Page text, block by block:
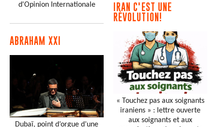
d'Opinion Internationale
ABRAHAM XXI
Dubaï, point d’orgue d’une
IRAN C'EST UNE
RÉVOLUTION!
« Touchez pas aux soignants
iraniens » : lettre ouverte
aux soignants et aux